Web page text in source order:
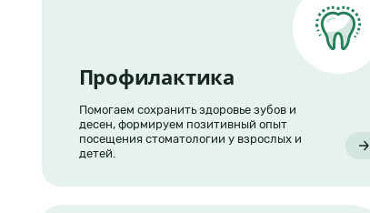
Профилактика
Помогаем сохранить здоровье зубов и
десен, формируем позитивный опыт
посещения стоматологии у взрослых и
детей.